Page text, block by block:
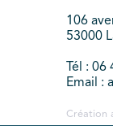
106
53000
Tél : 06
Email :
Création